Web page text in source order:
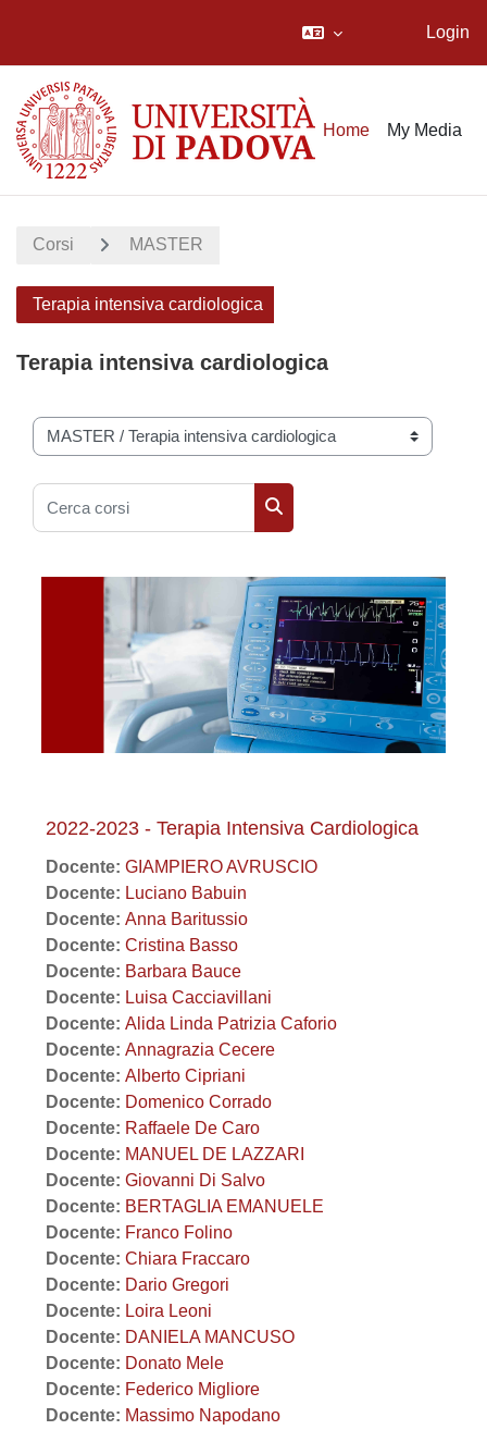
Login
Home My Media
Corsi MASTER
Terapia intensiva cardiologica
Terapia intensiva cardiologica
Categorie di corso
Cerca corsi
Cerca corsi
2022-2023 - Terapia Intensiva Cardiologica
Docente: GIAMPIERO AVRUSCIO
Docente: Luciano Babuin
Docente: Anna Baritussio
Docente: Cristina Basso
Docente: Barbara Bauce
Docente: Luisa Cacciavillani
Docente: Alida Linda Patrizia Caforio
Docente: Annagrazia Cecere
Docente: Alberto Cipriani
Docente: Domenico Corrado
Docente: Raffaele De Caro
Docente: MANUEL DE LAZZARI
Docente: Giovanni Di Salvo
Docente: BERTAGLIA EMANUELE
Docente: Franco Folino
Docente: Chiara Fraccaro
Docente: Dario Gregori
Docente: Loira Leoni
Docente: DANIELA MANCUSO
Docente: Donato Mele
Docente: Federico Migliore
Docente: Massimo Napodano